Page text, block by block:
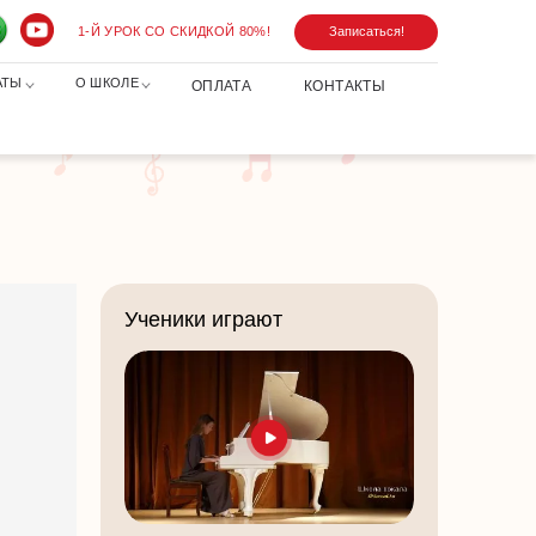
1-Й УРОК СО СКИДКОЙ 80%! Записаться!
О ШКОЛЕ ОПЛАТА КОНТАКТЫ
Ученики играют